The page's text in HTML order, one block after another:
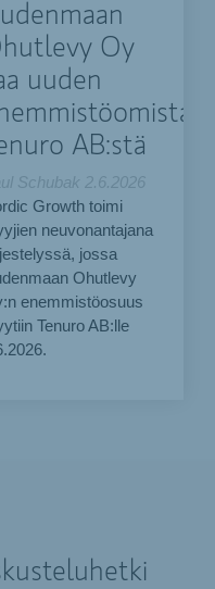
Oy
uuden
AB:stä
Schubak 2.6.2026
Growth toimi
neuvonantajana
jossa
Ohutlevy
enemmistöosuus
Tenuro AB:lle